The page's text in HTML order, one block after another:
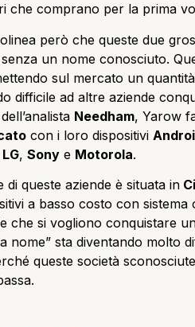
che comprano per la prima
però che queste due
un nome conosciuto.
sul mercato un
difficile ad altre aziende
Needham, Yarow
con i loro dispositivi
LG, Sony e Motorola.
queste aziende è situata in
a basso costo con
che si vogliono conquistare
nome” sta diventando molto
queste società